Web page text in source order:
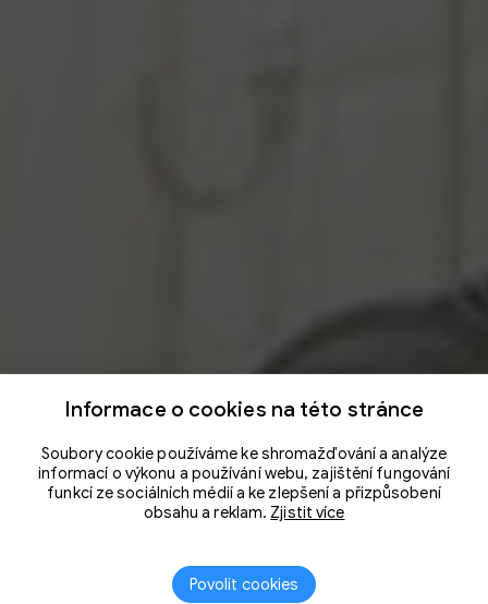
Informace o cookies na této stránce
Soubory cookie používáme ke shromažďování a analýze
informací o výkonu a používání webu, zajištění fungování
funkcí ze sociálních médií a ke zlepšení a přizpůsobení
obsahu a reklam. Zjistit více
Povolit cookies